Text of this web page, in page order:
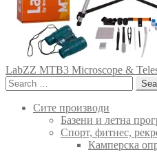
LabZZ MTB3 Microscope &
Search
for:
Сите производи
Базени и летна
Спорт, фитнес,
Камперска